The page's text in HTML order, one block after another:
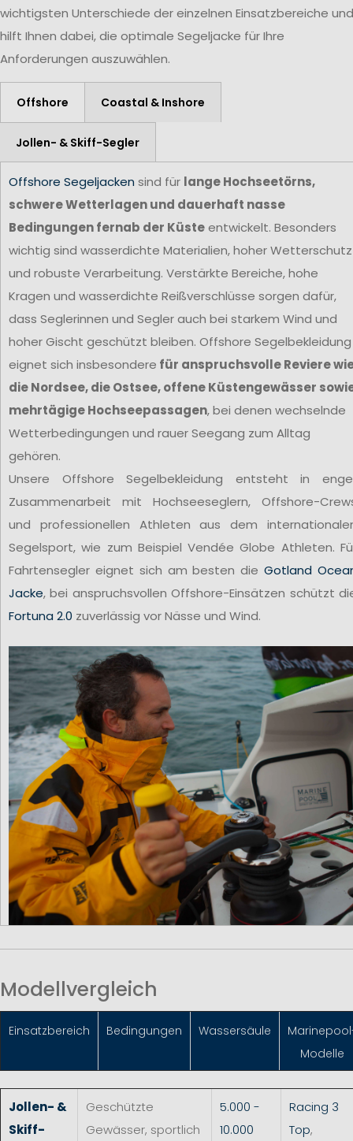
wichtigsten Unterschiede der einzelnen Einsatzbereiche und
hilft Ihnen dabei, die optimale Segeljacke für Ihre
Anforderungen auszuwählen.
Offshore Coastal & Inshore
Jollen- & Skiff-Segler
Offshore Segeljacken sind für lange Hochseetörns,
schwere Wetterlagen und dauerhaft nasse
Bedingungen fernab der Küsteentwickelt. Besonders
wichtig sind wasserdichte Materialien, hoher Wetterschutz
und robuste Verarbeitung. Verstärkte Bereiche, hohe
Kragen und wasserdichte Reißverschlüsse sorgen dafür,
dass Seglerinnen und Segler auch bei starkem Wind und
hoher Gischt geschützt bleiben. Offshore Segelbekleidung
eignet sich insbesondere für anspruchsvolle Reviere
die Nordsee, die Ostsee, offene Küstengewässer
mehrtägige Hochseepassagen, bei denen wechselnde
Wetterbedingungen und rauer Seegang zum Alltag
gehören.
Unsere Offshore Segelbekleidung entsteht in
Zusammenarbeit mit Hochseeseglern, Offshore-
und professionellen Athleten aus dem
Segelsport, wie zum Beispiel Vendée Globe Athleten.
Fahrtensegler eignet sich am besten dieGotland
Jacke, bei anspruchsvollen Offshore-Einsätzen schützt
Fortuna 2.0 zuverlässig vor Nässe und Wind.
Modellvergleich
Einsatzbereich Bedingungen Wassersäule
Modelle
Jollen- &
Skiff-
Geschützte
Gewässer, sportlich
5.000 -
10.000
Racing 3
Top,